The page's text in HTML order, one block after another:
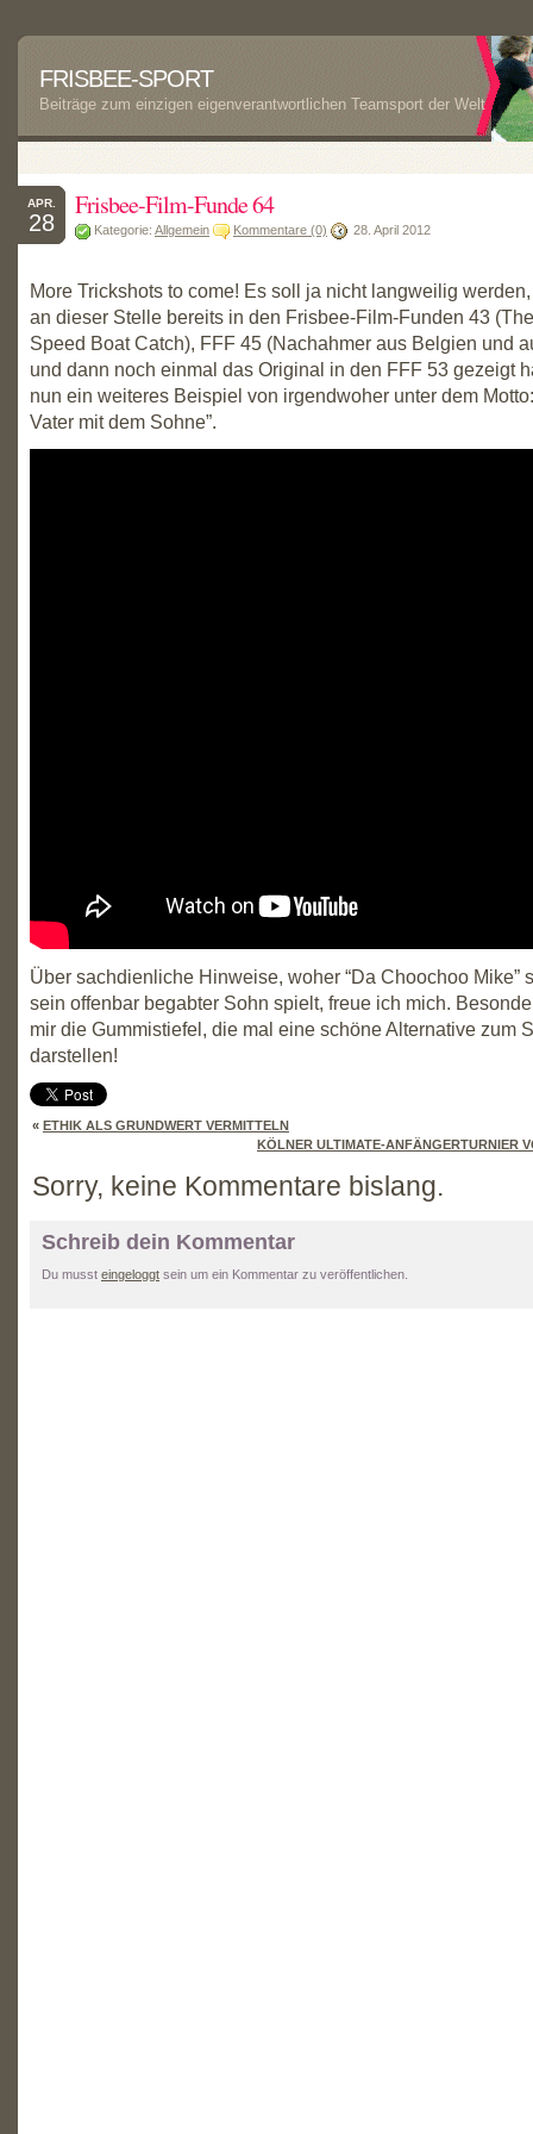
FRISBEE-SPORT
Beiträge zum einzigen eigenverantwortlichen Teamsport der Welt
APR.
28
Frisbee-Film-Funde 64
Kategorie: Allgemein Kommentare (0) 28. April 2012
More Trickshots to come! Es soll ja nicht langweilig
an dieser Stelle bereits in den Frisbee-Film-Funden 43
Speed Boat Catch), FFF 45 (Nachahmer aus Belgien und
und dann noch einmal das Original in den FFF 53 gezeigt
nun ein weiteres Beispiel von irgendwoher unter dem
Vater mit dem Sohne”.
Über sachdienliche Hinweise, woher “Da Choochoo Mike”
sein offenbar begabter Sohn spielt, freue ich mich.
mir die Gummistiefel, die mal eine schöne Alternative zum
darstellen!
« ETHIK ALS GRUNDWERT VERMITTELN
KÖLNER ULTIMATE-ANFÄNGERTURNIER
Sorry, keine Kommentare bislang.
Schreib dein Kommentar
Du musst eingeloggt sein um ein Kommentar zu veröffentlichen.